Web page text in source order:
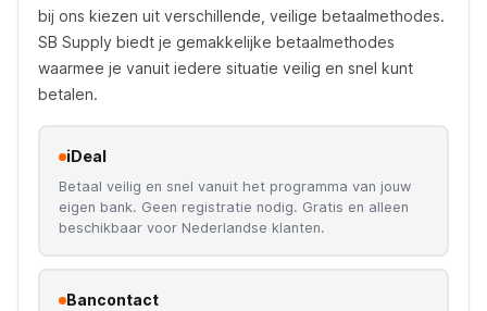
bij ons kiezen uit verschillende, veilige betaalmethodes.
SB Supply biedt je gemakkelijke betaalmethodes
waarmee je vanuit iedere situatie veilig en snel kunt
betalen.
iDeal
Betaal veilig en snel vanuit het programma van jouw
eigen bank. Geen registratie nodig. Gratis en alleen
beschikbaar voor Nederlandse klanten.
Bancontact